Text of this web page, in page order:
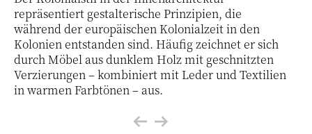
repräsentiert gestalterische Prinzipien, die
während der europäischen Kolonialzeit in den
Kolonien entstanden sind. Häufig zeichnet er sich
durch Möbel aus dunklem Holz mit geschnitzten
Verzierungen – kombiniert mit Leder und Textilien
in warmen Farbtönen – aus.